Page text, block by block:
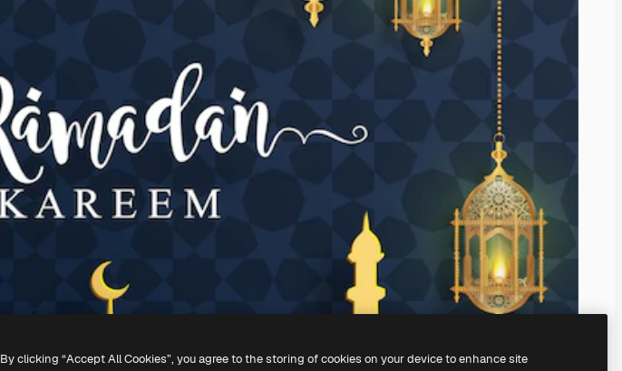
By clicking “Accept All Cookies”, you agree to the storing of cookies on your device to enhance site